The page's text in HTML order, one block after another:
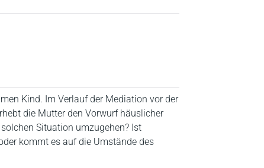
Kind. Im Verlauf der Mediation vor der
die Mutter den Vorwurf häuslicher
Situation umzugehen? Ist
kommt es auf die Umstände des